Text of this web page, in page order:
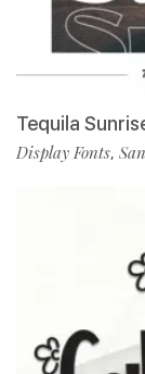
Tequila
Display Fonts,